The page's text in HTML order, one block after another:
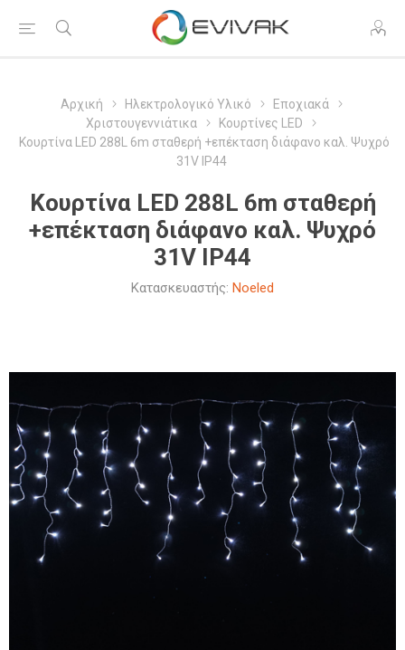
Αρχική Ηλεκτρολογικό Υλικό
Εποχιακά
Χριστουγεννιάτικα
Κουρτίνες LED
Κουρτίνα LED 288L 6m σταθερή +επέκταση διάφανο καλ. Ψυχρό
31V IP44
Κουρτίνα LED 288L 6m σταθερή
+επέκταση διάφανο καλ. Ψυχρό
31V IP44
Κατασκευαστής: Noeled